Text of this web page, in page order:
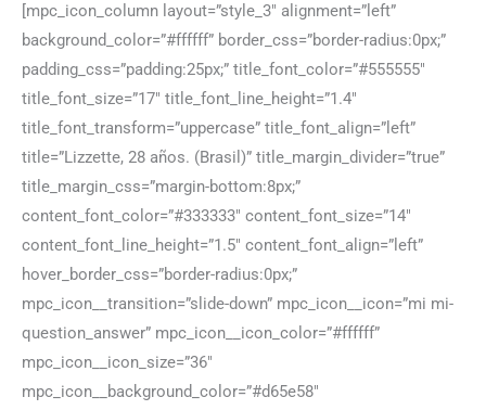
[mpc_icon_column layout=”style_3″ alignment=”left”
background_color=”#ffffff” border_css=”border-radius:0px;”
padding_css=”padding:25px;” title_font_color=”#555555″
title_font_size=”17″ title_font_line_height=”1.4″
title_font_transform=”uppercase” title_font_align=”left”
title=”Lizzette, 28 años. (Brasil)” title_margin_divider=”true”
title_margin_css=”margin-bottom:8px;”
content_font_color=”#333333″ content_font_size=”14″
content_font_line_height=”1.5″ content_font_align=”left”
hover_border_css=”border-radius:0px;”
mpc_icon__transition=”slide-down” mpc_icon__icon=”mi mi-
question_answer” mpc_icon__icon_color=”#ffffff”
mpc_icon__icon_size=”36″
mpc_icon__background_color=”#d65e58″